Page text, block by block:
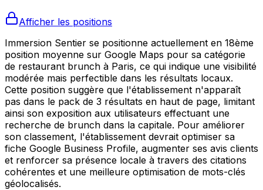
Afficher les positions
Immersion Sentier se positionne actuellement en 18ème
position moyenne sur Google Maps pour sa catégorie
de restaurant brunch à Paris, ce qui indique une visibilité
modérée mais perfectible dans les résultats locaux.
Cette position suggère que l'établissement n'apparaît
pas dans le pack de 3 résultats en haut de page, limitant
ainsi son exposition aux utilisateurs effectuant une
recherche de brunch dans la capitale. Pour améliorer
son classement, l'établissement devrait optimiser sa
fiche Google Business Profile, augmenter ses avis clients
et renforcer sa présence locale à travers des citations
cohérentes et une meilleure optimisation de mots-clés
géolocalisés.